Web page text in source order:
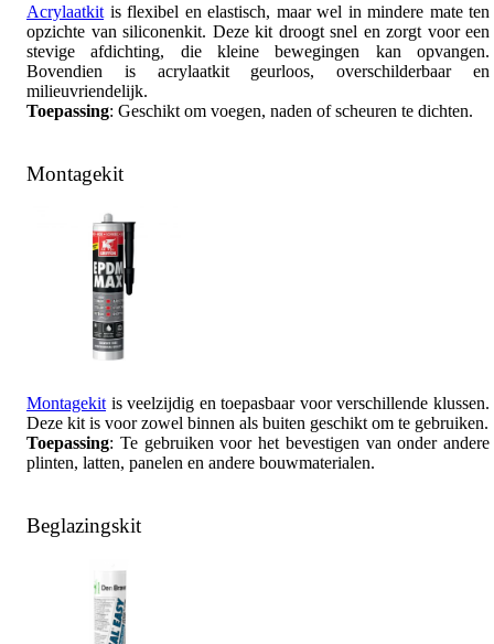
Acrylaatkit is flexibel en elastisch, maar wel in mindere mate ten
opzichte van siliconenkit. Deze kit droogt snel en zorgt voor een
stevige afdichting, die kleine bewegingen kan opvangen.
Bovendien is acrylaatkit geurloos, overschilderbaar en
milieuvriendelijk.
Toepassing: Geschikt om voegen, naden of scheuren te dichten.
Montagekit
Montagekit is veelzijdig en toepasbaar voor verschillende klussen.
Deze kit is voor zowel binnen als buiten geschikt om te gebruiken.
Toepassing: Te gebruiken voor het bevestigen van onder andere
plinten, latten, panelen en andere bouwmaterialen.
Beglazingskit